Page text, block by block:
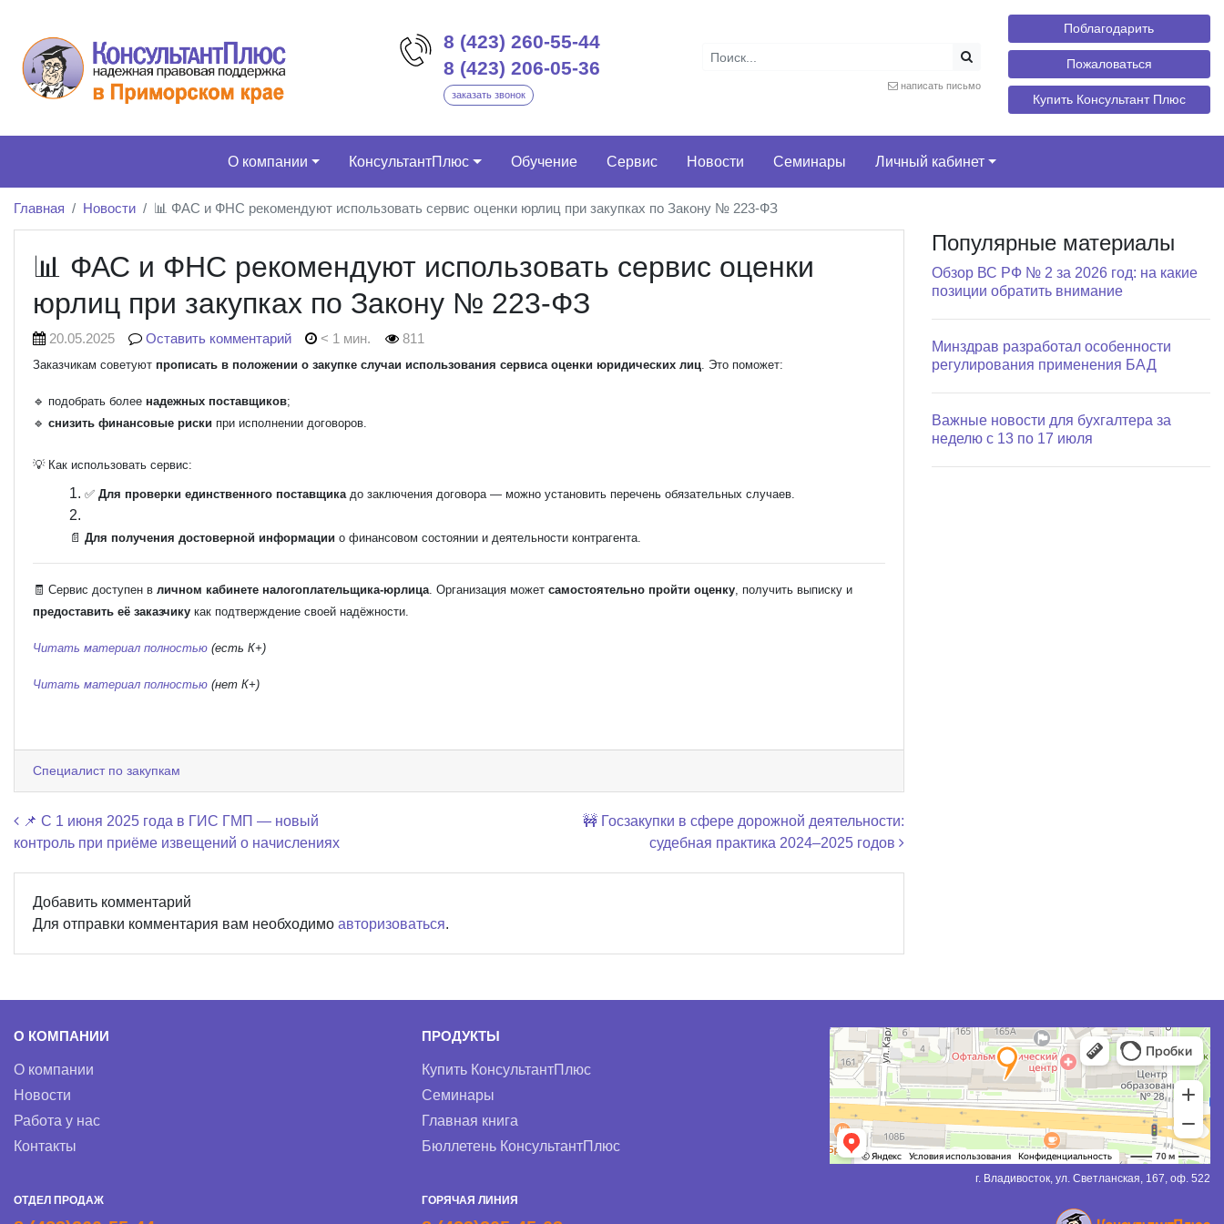
8 (423) 260-55-44
8 (423) 206-05-36
заказать звонок
написать письмо
Поблагодарить
Пожаловаться
Купить Консультант Плюс
О компании КонсультантПлюс Обучение Сервис Новости Семинары Личный кабинет
Главная Новости 📊 ФАС и ФНС рекомендуют использовать сервис оценки юрлиц при закупках по Закону № 223-ФЗ
📊 ФАС и ФНС рекомендуют использовать сервис оценки
юрлиц при закупках по Закону № 223-ФЗ
20.05.2025 Оставить комментарий < 1 мин. 811
Заказчикам советуют прописать в положении о закупке случаи использования сервиса оценки юридических лиц . Это поможет:
🔹 подобрать более надежных поставщиков;
🔹 снизить финансовые риски при исполнении договоров.
💡 Как использовать сервис:
✅ Для проверки единственного поставщика до заключения договора — можно установить перечень обязательных случаев.
📄 Для получения достоверной информации о финансовом состоянии и деятельности контрагента.
🧾 Сервис доступен в личном кабинете налогоплательщика-юрлица . Организация может самостоятельно пройти оценку , получить выписку и
предоставить её заказчику как подтверждение своей надёжности.
Читать материал полностью (есть К+)
Читать материал полностью (нет К+)
Специалист по закупкам
Навигация по записям
📌 С 1 июня 2025 года в ГИС ГМП — новый
контроль при приёме извещений о начислениях
🚧 Госзакупки в сфере дорожной деятельности:
судебная практика 2024–2025 годов
Добавить комментарий
Для отправки комментария вам необходимо авторизоваться.
Популярные материалы
Обзор ВС РФ № 2 за 2026 год: на какие
позиции обратить внимание
Минздрав разработал особенности
регулирования применения БАД
Важные новости для бухгалтера за
неделю с 13 по 17 июля
О КОМПАНИИ
О компании
Новости
Работа у нас
Контакты
ПРОДУКТЫ
Купить КонсультантПлюс
Семинары
Главная книга
Бюллетень КонсультантПлюс
г. Владивосток, ул. Светланская, 167, оф. 522
ОТДЕЛ ПРОДАЖ
ГОРЯЧАЯ ЛИНИЯ